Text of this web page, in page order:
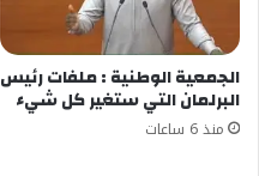
الجمعية الوطنية : ملفات رئيس
البرلمان التي ستغير كل شيء
منذ 6 ساعات